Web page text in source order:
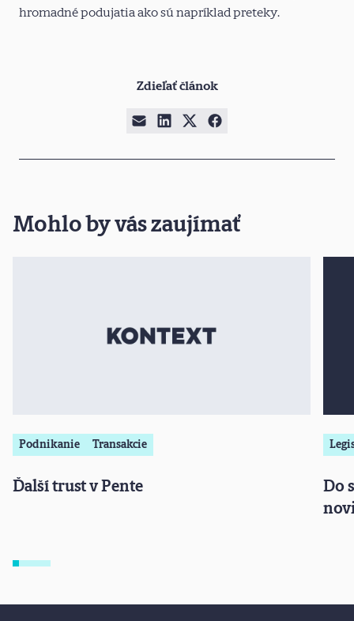
hromadné podujatia ako sú napríklad preteky.
Zdieľať článok
Mohlo by vás zaujímať
Podnikanie Transakcie
Ďalší trust v Pente
Do